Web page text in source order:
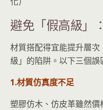
避免「假高級」
材質搭配得宜能提升層
級」的陷阱。以下三個誤
1.材質仿真度不足
塑膠仿木、仿皮革雖然